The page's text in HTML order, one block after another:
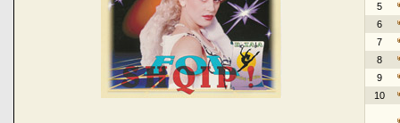
5
6
7
8
9
10